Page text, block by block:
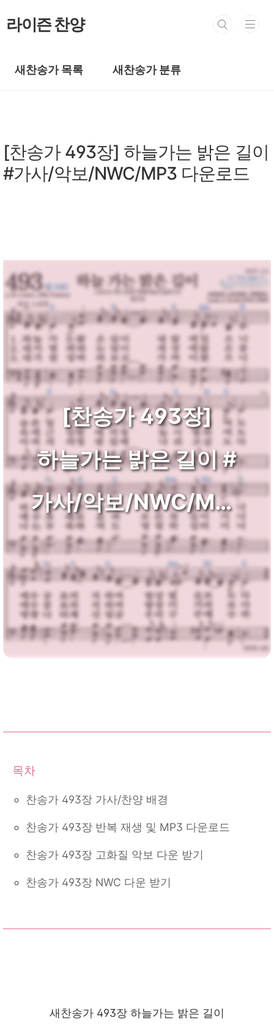
라이즌 찬양
새찬송가 목록 새찬송가 분류
[찬송가 493장] 하늘가는 밝은 길이
#가사/악보/NWC/MP3 다운로드
[찬송가 493장]
하늘가는 밝은 길이 #
가사/악보/NWC/MP3
다운로드
찬송가 493장 가사/찬양 배경
찬송가 493장 반복 재생 및 MP3 다운로드
찬송가 493장 고화질 악보 다운 받기
찬송가 493장 NWC 다운 받기
새찬송가 493장 하늘가는 밝은 길이